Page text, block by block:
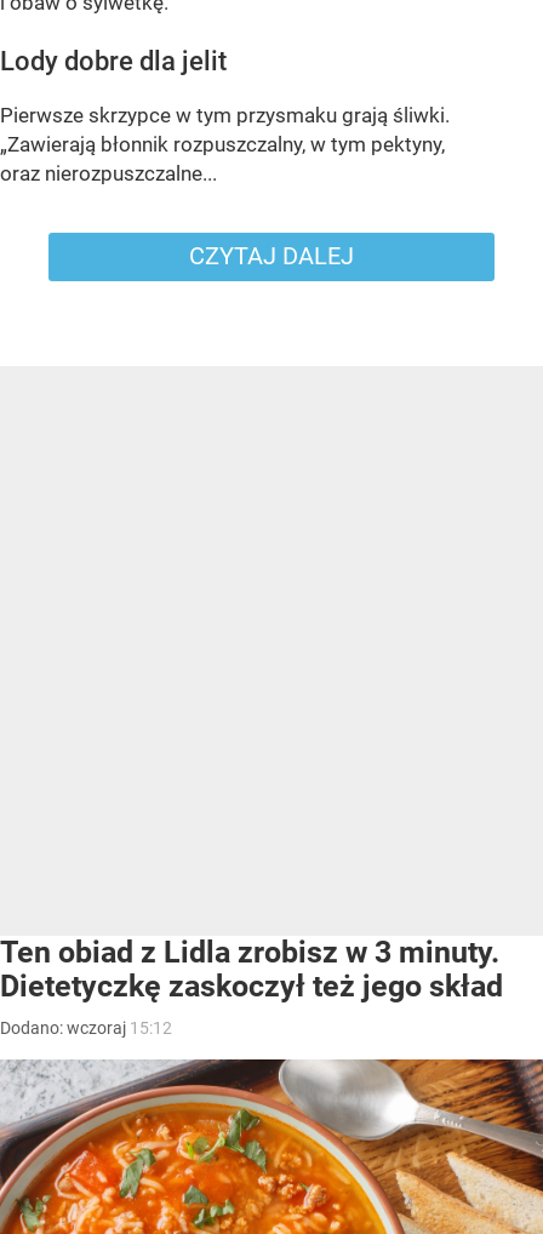
Lody dobre dla jelit
Pierwsze skrzypce w tym przysmaku grają śliwki.
„Zawierają błonnik rozpuszczalny, w tym pektyny,
oraz nierozpuszczalne...
CZYTAJ DALEJ
Ten obiad z Lidla zrobisz w 3 minuty.
Dietetyczkę zaskoczył też jego skład
Dodano:wczoraj 15:12